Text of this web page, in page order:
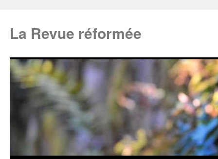
La Revue réformée